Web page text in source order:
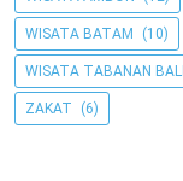
WISATA BATAM (10)
WISATA TABANAN BALI
ZAKAT (6)